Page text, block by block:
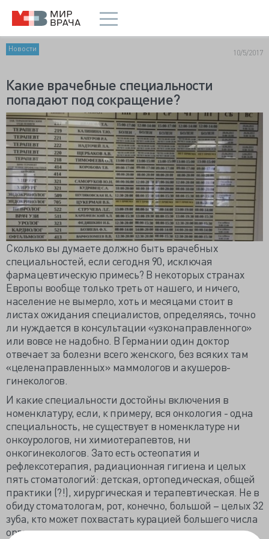
Новости 10/5/2017
Какие врачебные специальности
попадают под сокращение?
Сколько вы думаете должно быть врачебных
специальностей, если сегодня 90, исключая
фармацевтическую примесь? В некоторых странах
Европы вообще только треть от нашего, и ничего,
население не вымерло, хоть и месяцами стоит в
листах ожидания специалистов, определяясь, точно
ли нуждается в консультации «узконаправленного»
или вовсе не надобно. В Германии один доктор
отвечает за болезни всего женского, без всяких там
«целенаправленных» маммологов и акушеров-
гинекологов.
И какие специальности достойны включения в
номенклатуру, если, к примеру, вся онкология - одна
специальность, не существует в номенклатуре ни
онкоурологов, ни химиотерапевтов, ни
онкогинекологов. Зато есть остеопатия и
рефлексотерапия, радиационная гигиена и целых
пять стоматологий: детская, ортопедическая, общей
практики (?!), хирургическая и терапевтическая. Не в
обиду стоматологам, рот, конечно, большой – целых 32
зуба, кто может похвастать курацией большего числа
органов – да никто.